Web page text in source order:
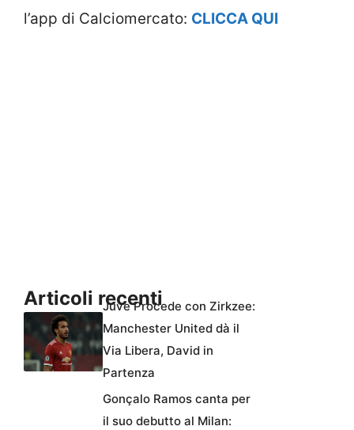
l’app di Calciomercato: CLICCA QUI
Articoli recentiJuve Procede con Zirkzee:
Manchester United dà il
Via Libera, David in
Partenza
Gonçalo Ramos canta per
il suo debutto al Milan: